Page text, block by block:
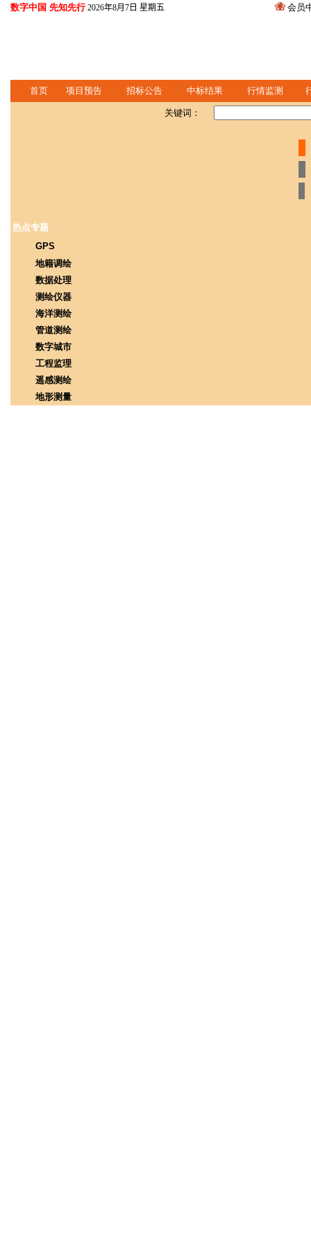
数字中国 先知先行 2026年8月7日 星期五 会员
首页 项目预告 招标公告 中标结果 行情监测
关键词：
热点专题
GPS
地籍调绘
数据处理
测绘仪器
海洋测绘
管道测绘
数字城市
工程监理
遥感测绘
地形测量